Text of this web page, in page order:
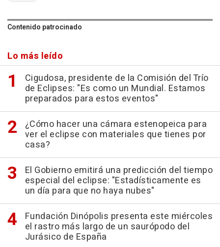
Contenido patrocinado
Lo más leído
Cigudosa, presidente de la Comisión del Trío
de Eclipses: "Es como un Mundial. Estamos
preparados para estos eventos"
¿Cómo hacer una cámara estenopeica para
ver el eclipse con materiales que tienes por
casa?
El Gobierno emitirá una predicción del tiempo
especial del eclipse: "Estadísticamente es
un día para que no haya nubes"
Fundación Dinópolis presenta este miércoles
el rastro más largo de un saurópodo del
Jurásico de España